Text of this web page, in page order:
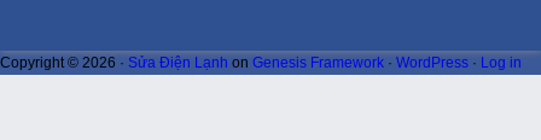
Copyright © 2026 · Sửa Điện Lạnh on Genesis Framework · WordPress · Log in